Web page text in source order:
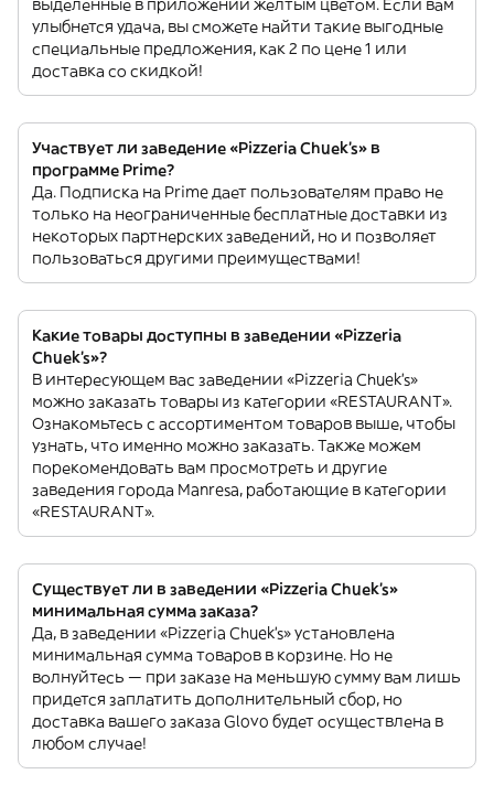
выделенные в приложении желтым цветом. Если вам
улыбнется удача, вы сможете найти такие выгодные
специальные предложения, как 2 по цене 1 или
доставка со скидкой!
Участвует ли заведение «Pizzeria Chuek's» в
программе Prime?
Да. Подписка на Prime дает пользователям право не
только на неограниченные бесплатные доставки из
некоторых партнерских заведений, но и позволяет
пользоваться другими преимуществами!
Какие товары доступны в заведении «Pizzeria
Chuek's»?
В интересующем вас заведении «Pizzeria Chuek's»
можно заказать товары из категории «RESTAURANT».
Ознакомьтесь с ассортиментом товаров выше, чтобы
узнать, что именно можно заказать. Также можем
порекомендовать вам просмотреть и другие
заведения города Manresa, работающие в категории
«RESTAURANT».
Существует ли в заведении «Pizzeria Chuek's»
минимальная сумма заказа?
Да, в заведении «Pizzeria Chuek's» установлена
минимальная сумма товаров в корзине. Но не
волнуйтесь — при заказе на меньшую сумму вам лишь
придется заплатить дополнительный сбор, но
доставка вашего заказа Glovo будет осуществлена в
любом случае!